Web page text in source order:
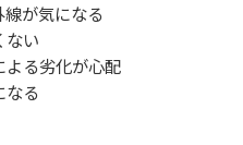
線が気になる
ない
よる劣化が心配
なる